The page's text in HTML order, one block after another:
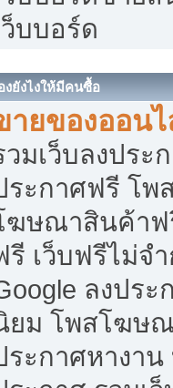
ว็บบอร์ด
ยังไงให้มีคนซื้อ
ายของออน
วมเว็บลงประ
ระกาศฟรี โพ
ฆษณาสินค้าฟ
รี เว็บฟรีไม่จ
ลงปร
ยม โพสโฆษ
ระกาศหางาน